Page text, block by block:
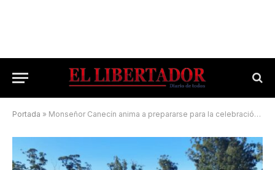
Portada » Monseñor Canecín anima a prepararse para la celebración en torno a la Cruz Gil